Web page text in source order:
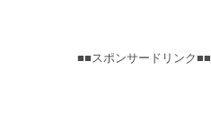
■■スポンサードリンク■■